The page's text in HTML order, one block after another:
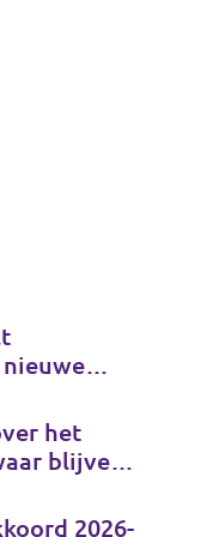
het
blijven
2026-